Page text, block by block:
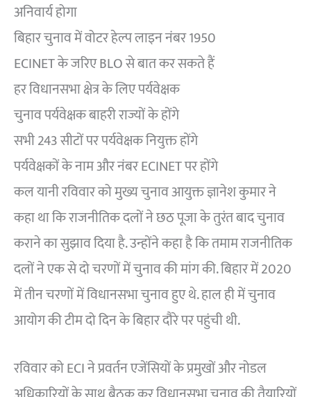
अनिवार्य होगा
बिहार चुनाव में वोटर हेल्प लाइन नंबर 1950
ECINET के जरिए BLO से बात कर सकते हैं
हर विधानसभा क्षेत्र के लिए पर्यवेक्षक
चुनाव पर्यवेक्षक बाहरी राज्यों के होंगे
सभी 243 सीटों पर पर्यवेक्षक नियुक्त होंगे
पर्यवेक्षकों के नाम और नंबर ECINET पर होंगे
कल यानी रविवार को मुख्य चुनाव आयुक्त ज्ञानेश कुमार ने
कहा था कि राजनीतिक दलों ने छठ पूजा के तुरंत बाद चुनाव
कराने का सुझाव दिया है. उन्होंने कहा है कि तमाम राजनीतिक
दलों ने एक से दो चरणों में चुनाव की मांग की. बिहार में 2020
में तीन चरणों में विधानसभा चुनाव हुए थे. हाल ही में चुनाव
आयोग की टीम दो दिन के बिहार दौरे पर पहुंची थी.
रविवार को ECI ने प्रवर्तन एजेंसियों के प्रमुखों और नोडल